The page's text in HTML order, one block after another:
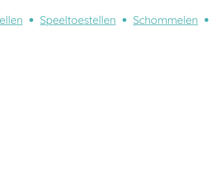
Speeltoestellen Schommelen